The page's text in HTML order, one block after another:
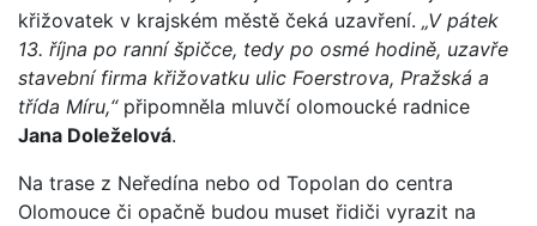
křižovatek v krajském městě čeká uzavření. „V pátek
13. října po ranní špičce, tedy po osmé hodině, uzavře
stavební firma křižovatku ulic Foerstrova, Pražská a
třída Míru,“připomněla mluvčí olomoucké radnice
Jana Doleželová.
Na trase z Neředína nebo od Topolan do centra
Olomouce či opačně budou muset řidiči vyrazit na